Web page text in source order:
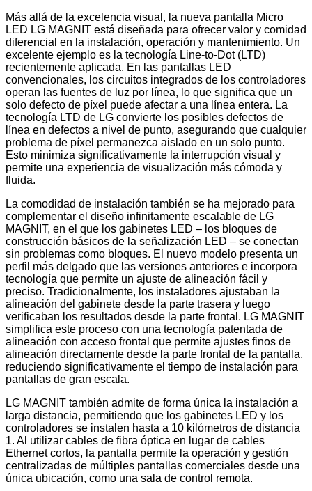
Más allá de la excelencia visual, la nueva pantalla Micro
LED LG MAGNIT está diseñada para ofrecer valor y comidad
diferencial en la instalación, operación y mantenimiento. Un
excelente ejemplo es la tecnología Line-to-Dot (LTD)
recientemente aplicada. En las pantallas LED
convencionales, los circuitos integrados de los controladores
operan las fuentes de luz por línea, lo que significa que un
solo defecto de píxel puede afectar a una línea entera. La
tecnología LTD de LG convierte los posibles defectos de
línea en defectos a nivel de punto, asegurando que cualquier
problema de píxel permanezca aislado en un solo punto.
Esto minimiza significativamente la interrupción visual y
permite una experiencia de visualización más cómoda y
fluida.
La comodidad de instalación también se ha mejorado para
complementar el diseño infinitamente escalable de LG
MAGNIT, en el que los gabinetes LED – los bloques de
construcción básicos de la señalización LED – se conectan
sin problemas como bloques. El nuevo modelo presenta un
perfil más delgado que las versiones anteriores e incorpora
tecnología que permite un ajuste de alineación fácil y
preciso. Tradicionalmente, los instaladores ajustaban la
alineación del gabinete desde la parte trasera y luego
verificaban los resultados desde la parte frontal. LG MAGNIT
simplifica este proceso con una tecnología patentada de
alineación con acceso frontal que permite ajustes finos de
alineación directamente desde la parte frontal de la pantalla,
reduciendo significativamente el tiempo de instalación para
pantallas de gran escala.
LG MAGNIT también admite de forma única la instalación a
larga distancia, permitiendo que los gabinetes LED y los
controladores se instalen hasta a 10 kilómetros de distancia
1. Al utilizar cables de fibra óptica en lugar de cables
Ethernet cortos, la pantalla permite la operación y gestión
centralizadas de múltiples pantallas comerciales desde una
única ubicación, como una sala de control remota.